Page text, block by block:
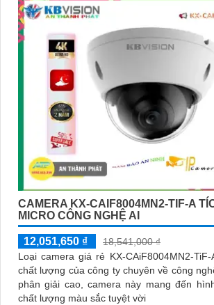
CAMERA KX-CAIF8004MN2-TIF-A
MICRO CÔNG NGHỆ AI
12,051,650 ₫
18,541,000 ₫
Loại camera giá rẻ KX-CAiF8004MN2-
chất lượng của công ty chuyên về công nghệ
phân giải cao, camera này mang đến
chất lượng màu sắc tuyệt vời